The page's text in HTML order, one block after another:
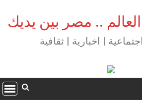
.. مصر بين يديك
| اخبارية | ثقافية